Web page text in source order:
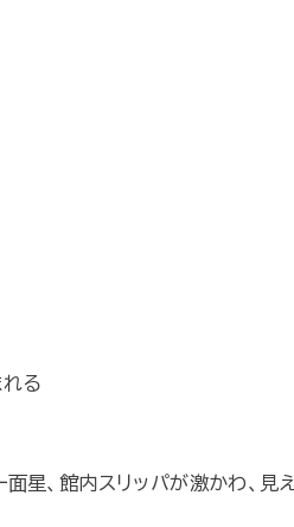
れる
星、館内スリッパが激かわ、見え